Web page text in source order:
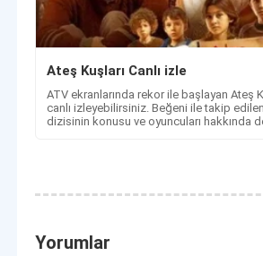
Ateş Kuşları Canlı izle
ATV ekranlarında rekor ile başlayan Ateş
canlı izleyebilirsiniz. Beğeni ile takip
dizisinin konusu ve oyuncuları hakkında
Yorumlar